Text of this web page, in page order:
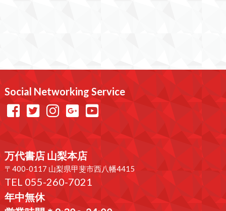
Social Networking Service
万代書店 山梨本店
〒400-0117 山梨県甲斐市西八幡4415
TEL 055-260-7021
年中無休